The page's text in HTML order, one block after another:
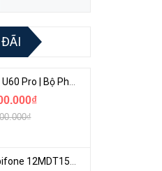
ZTE U60 Pro | Bộ Phát 5G Cầm Tay Tích Hợp Công Nghệ WiFi 7, Pin 10000mAh
Mobifone 12MDT150 | Sim Chuyên 4G Mobifone Dung Lượng Cao 500GB/Tháng Gói 1 Năm